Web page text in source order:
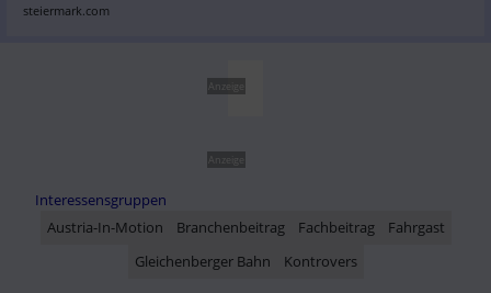
steiermark.com
Anzeige
Anzeige
Interessensgruppen
Austria-In-Motion
Branchenbeitrag Fachbeitrag
Fahrgast
Gleichenberger Bahn
Kontrovers